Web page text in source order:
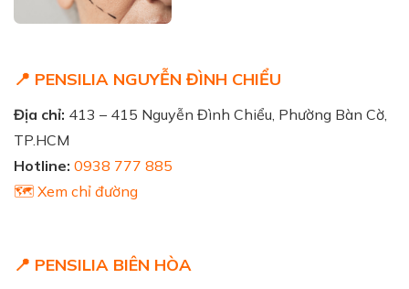
📍 PENSILIA NGUYỄN ĐÌNH CHIỂU
Địa chỉ: 413 – 415 Nguyễn Đình Chiểu, Phường Bàn Cờ,
TP.HCM
Hotline: 0938 777 885
🗺️ Xem chỉ đường
📍 PENSILIA BIÊN HÒA